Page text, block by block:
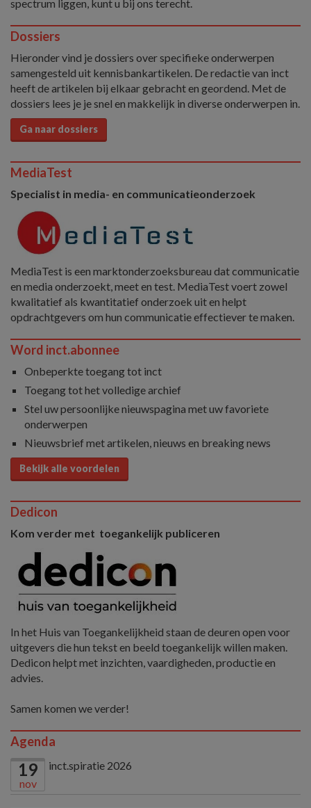
spectrum liggen, kunt u bij ons terecht.
Dossiers
Hieronder vind je dossiers over specifieke onderwerpen
samengesteld uit kennisbankartikelen. De redactie van inct
heeft de artikelen bij elkaar gebracht en geordend. Met de
dossiers lees je je snel en makkelijk in diverse onderwerpen in.
Ga naar dossiers
MediaTest
Specialist in media- en communicatieonderzoek
MediaTest is een marktonderzoeksbureau dat communicatie
en media onderzoekt, meet en test. MediaTest voert zowel
kwalitatief als kwantitatief onderzoek uit en helpt
opdrachtgevers om hun communicatie effectiever te maken.
Word inct.abonnee
Onbeperkte toegang tot inct
Toegang tot het volledige archief
Stel uw persoonlijke nieuwspagina met uw favoriete
onderwerpen
Nieuwsbrief met artikelen, nieuws en breaking news
Bekijk alle voordelen
Dedicon
Kom verder met toegankelijk publiceren
In het Huis van Toegankelijkheid staan de deuren open voor
uitgevers die hun tekst en beeld toegankelijk willen maken.
Dedicon helpt met inzichten, vaardigheden, productie en
advies.
Samen komen we verder!
Agenda
19
nov
inct.spiratie 2026